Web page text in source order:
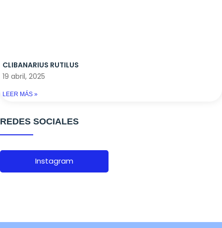
CLIBANARIUS RUTILUS
19 abril, 2025
LEER MÁS »
REDES SOCIALES
Instagram